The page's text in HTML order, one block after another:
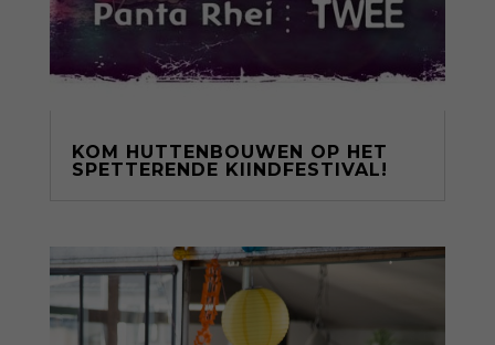
KOM HUTTENBOUWEN OP HET
SPETTERENDE KIINDFESTIVAL!